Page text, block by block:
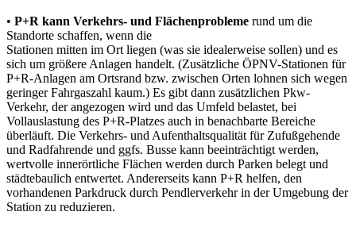
• P+R kann Verkehrs- und Flächenprobleme rund um die
Standorte schaffen, wenn die
Stationen mitten im Ort liegen (was sie idealerweise sollen) und es
sich um größere Anlagen handelt. (Zusätzliche ÖPNV-Stationen für
P+R-Anlagen am Ortsrand bzw. zwischen Orten lohnen sich wegen
geringer Fahrgaszahl kaum.) Es gibt dann zusätzlichen Pkw-
Verkehr, der angezogen wird und das Umfeld belastet, bei
Vollauslastung des P+R-Platzes auch in benachbarte Bereiche
überläuft. Die Verkehrs- und Aufenthaltsqualität für Zufußgehende
und Radfahrende und ggfs. Busse kann beeinträchtigt werden,
wertvolle innerörtliche Flächen werden durch Parken belegt und
städtebaulich entwertet. Andererseits kann P+R helfen, den
vorhandenen Parkdruck durch Pendlerverkehr in der Umgebung der
Station zu reduzieren.